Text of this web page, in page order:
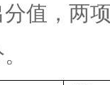
分值，两